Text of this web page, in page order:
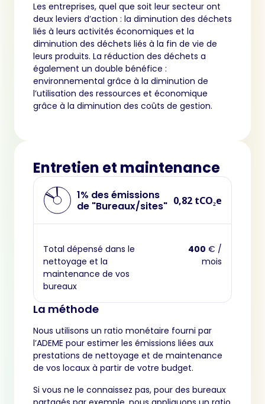
Les entreprises, quel que soit leur secteur ont
deux leviers d’action : la diminution des déchets
liés à leurs activités économiques et la
diminution des déchets liés à la fin de vie de
leurs produits. La réduction des déchets a
également un double bénéfice :
environnemental grâce à la diminution de
l’utilisation des ressources et économique
grâce à la diminution des coûts de gestion.
Entretien et maintenance
1% des émissions
de "Bureaux/sites" 0,82 tCO₂e
Total dépensé dans le
nettoyage et la
maintenance de vos
bureaux
400 € /
mois
La méthode
Nous utilisons un ratio monétaire fourni par
l’ADEME pour estimer les émissions liées aux
prestations de nettoyage et de maintenance
de vos locaux à partir de votre budget.
Si vous ne le connaissez pas, pour des bureaux